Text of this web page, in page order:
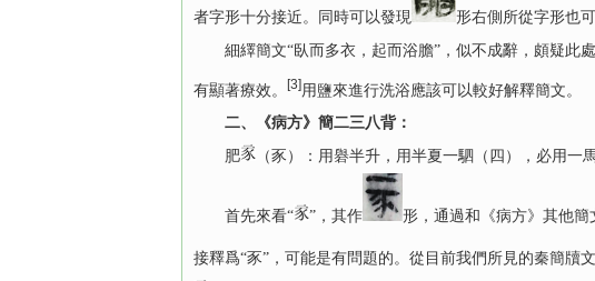
者字形十分接近。同時可以發現
形右側所從字形也
細繹簡文“臥而多衣，起而浴膽”，似不成辭，頗疑此處
有顯著療效。 [3]用鹽來進行洗浴應該可以較好解釋簡文。
二、《病方》簡二三八背：
肥
（豕）：用礜半升，用半夏一駟（四），必用
首先來看“ ”，其作 形，通過和《病方》其他簡
接釋爲“豕”，可能是有問題的。從目前我們所見的秦簡牘